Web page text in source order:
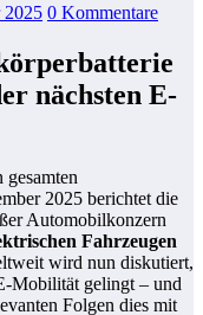
2025 0 Kommentare
nächsten E-
2025 berichtet die
Automobilkonzern
Fahrzeugen
wird nun diskutiert,
Mobilität gelingt – und
Folgen dies mit